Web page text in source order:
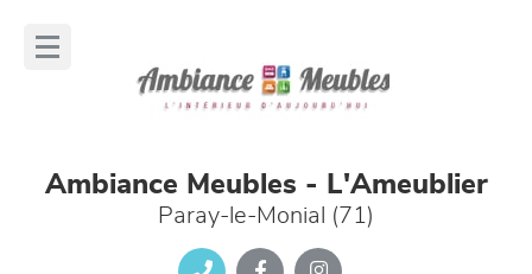
Ambiance Meubles - L'Ameublier
Paray-le-Monial (71)